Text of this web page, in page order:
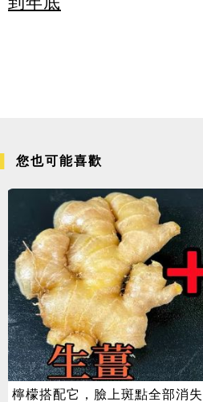
您也可能喜歡
檸檬搭配它，臉上斑點全部消